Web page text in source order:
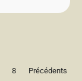
8 Précédents